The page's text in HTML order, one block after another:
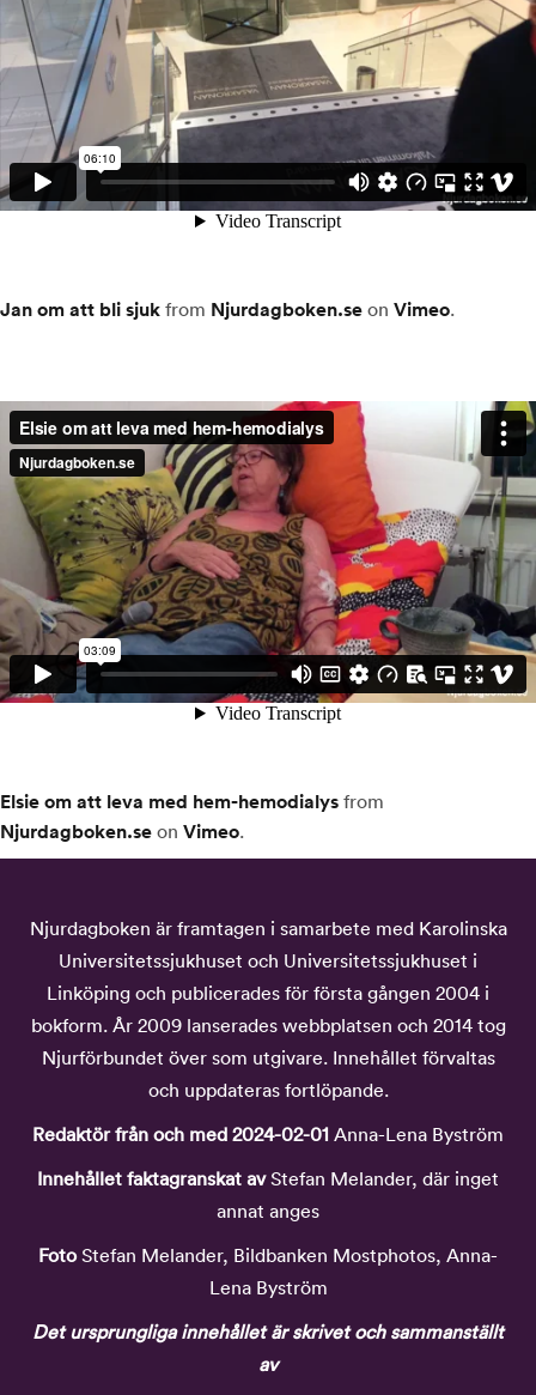
Jan om att bli sjuk from Njurdagboken.se on Vimeo.
Elsie om att leva med hem-hemodialys from
Njurdagboken.se on Vimeo.
Njurdagboken är framtagen i samarbete med Karolinska
Universitetssjukhuset och Universitetssjukhuset i
Linköping och publicerades för första gången 2004 i
bokform. År 2009 lanserades webbplatsen och 2014 tog
Njurförbundet över som utgivare. Innehållet förvaltas
och uppdateras fortlöpande.
Redaktör från och med 2024-02-01 Anna-Lena Byström
Innehållet faktagranskat avStefan Melander, där inget
annat anges
FotoStefan Melander, Bildbanken Mostphotos, Anna-
Lena Byström
Det ursprungliga innehållet är skrivet och sammanställt
av